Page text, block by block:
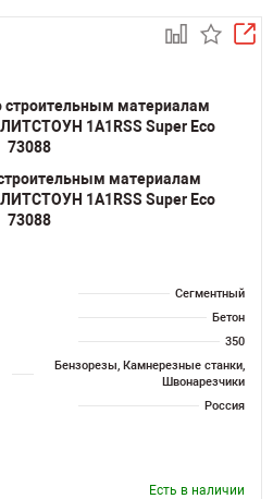
материалам
1A1RSS Super Eco
73088
Сегментный
Бетон
350
Бензорезы, Камнерезные станки,
Швонарезчики
Россия
Есть в наличии